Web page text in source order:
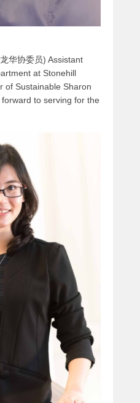
华协委员) Assistant
at Stonehill
of Sustainable Sharon
to serving for the